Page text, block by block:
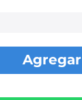
Agregar